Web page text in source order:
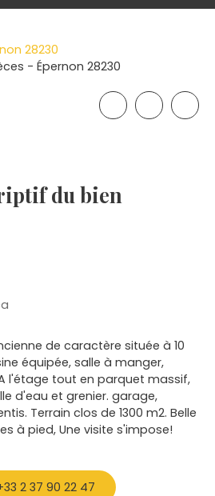
28230
- Épernon 28230
du bien
de caractère située à 10
équipée, salle à manger,
l'étage tout en parquet massif,
d'eau et grenier. garage,
Terrain clos de 1300 m2. Belle
à pied, Une visite s'impose!
2 37 90 22 47